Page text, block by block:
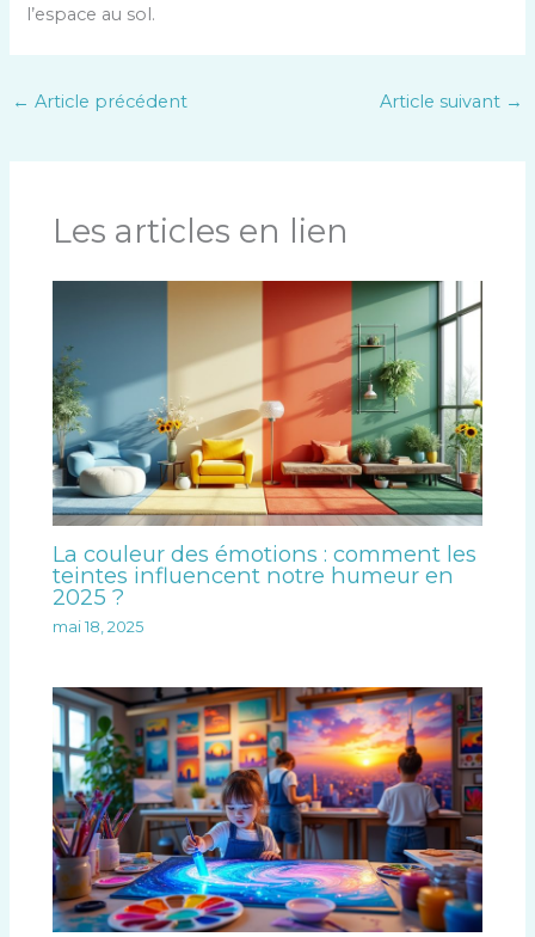
l’espace au sol.
← Article précédent Article suivant →
Les articles en lien
La couleur des émotions : comment les
teintes influencent notre humeur en
2025 ?
mai 18, 2025